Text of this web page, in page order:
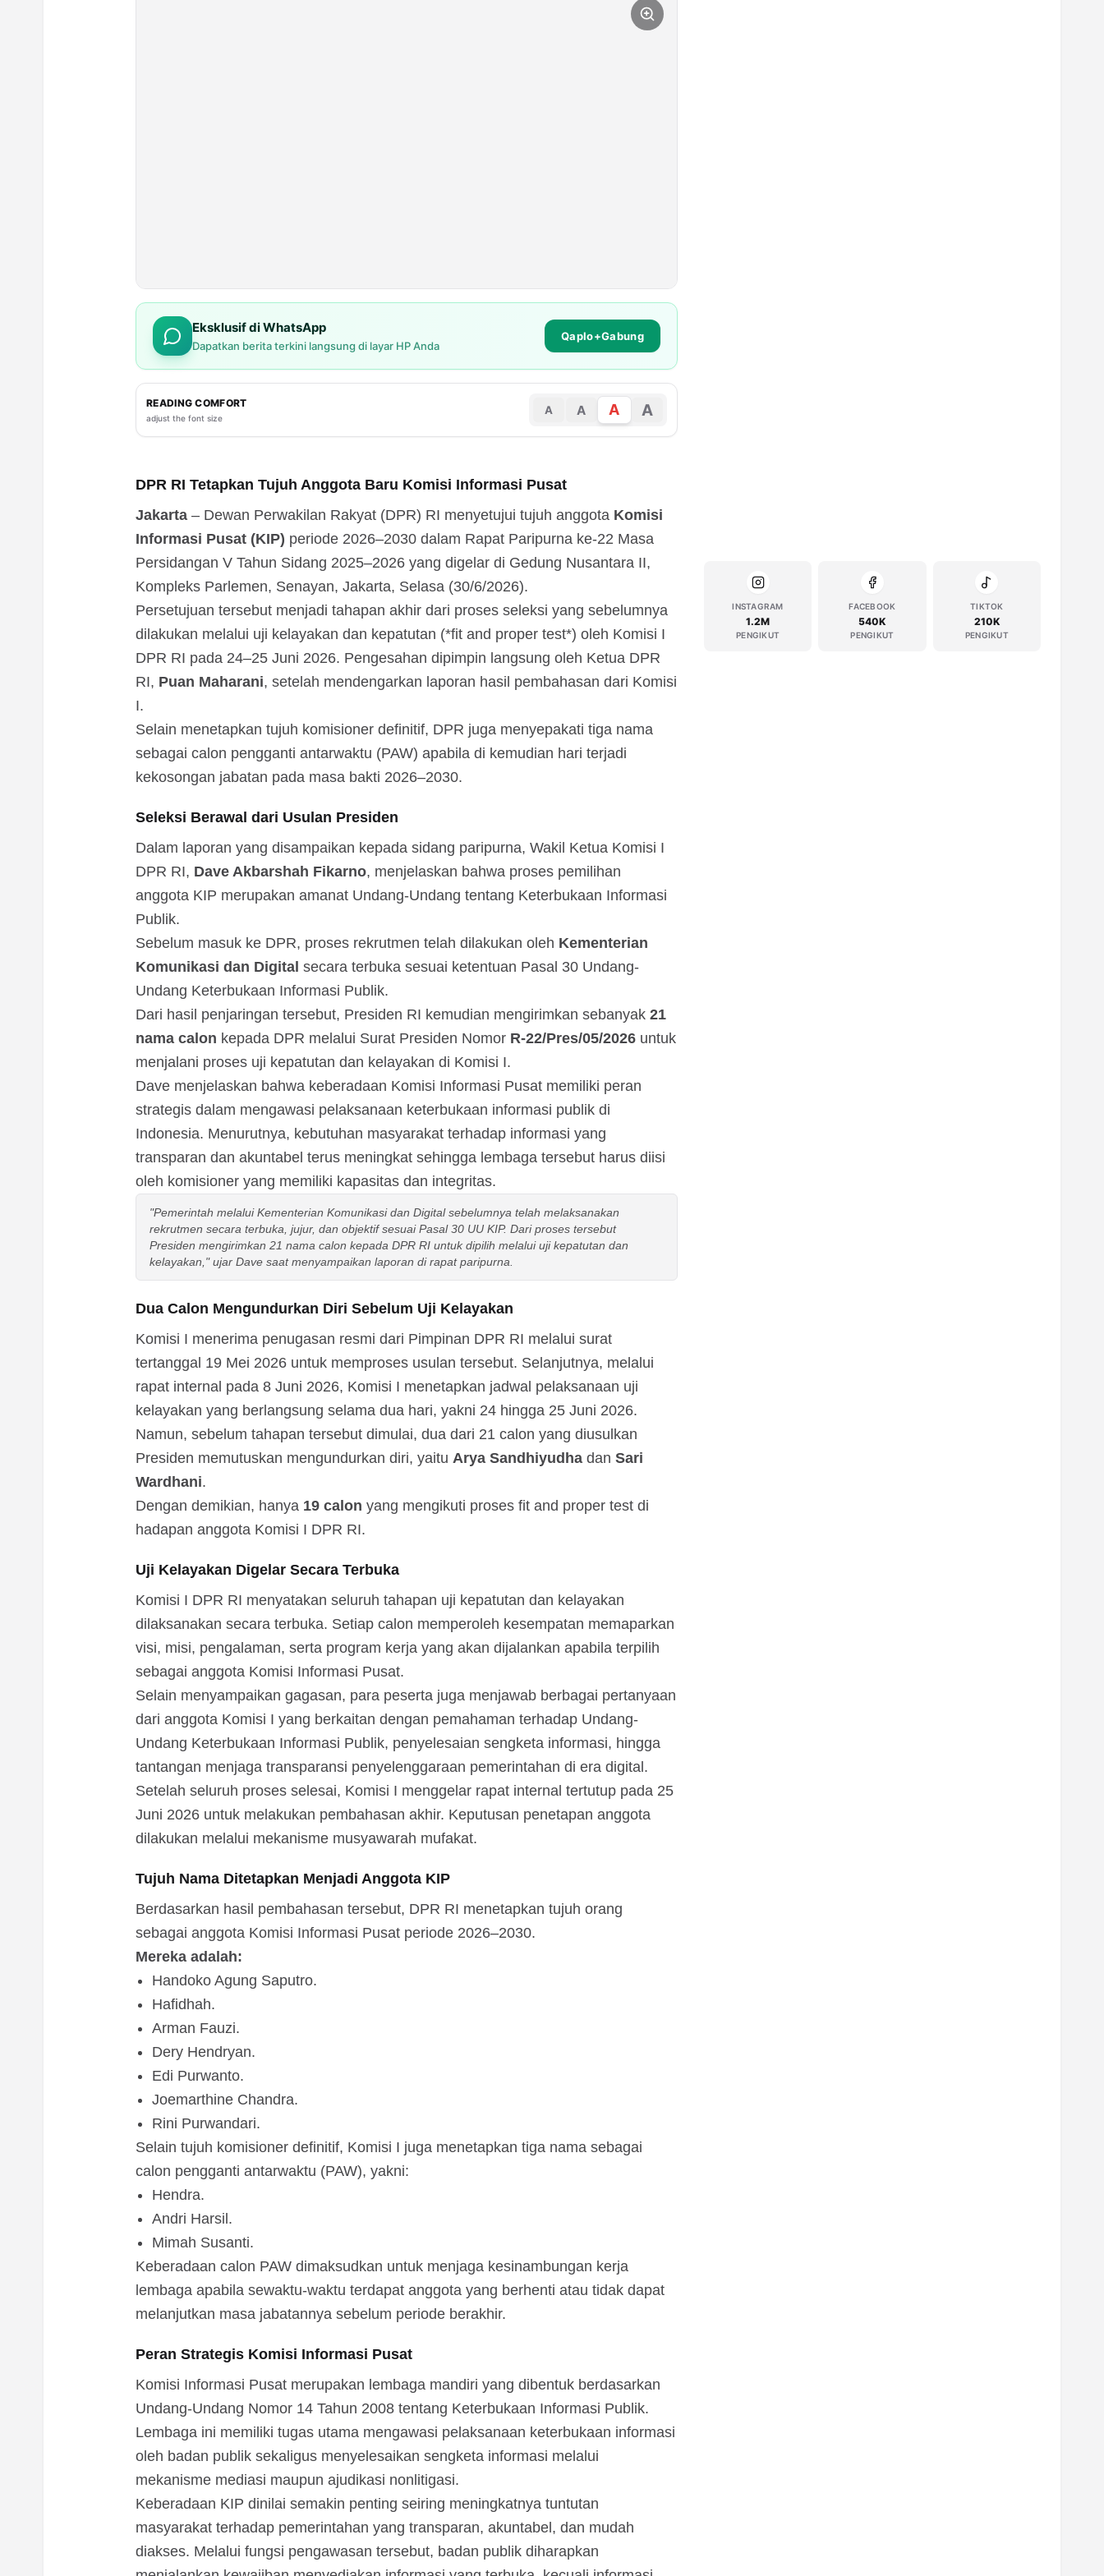
Eksklusif di WhatsApp
Dapatkan berita terkini langsung di layar HP Anda
Qaplo+Gabung
READING COMFORT
adjust the font size
A A A A
DPR RI Tetapkan Tujuh Anggota Baru Komisi Informasi Pusat
Jakarta – Dewan Perwakilan Rakyat (DPR) RI menyetujui tujuh anggota Komisi
Informasi Pusat (KIP) periode 2026–2030 dalam Rapat Paripurna ke-22 Masa
Persidangan V Tahun Sidang 2025–2026 yang digelar di Gedung Nusantara II,
Kompleks Parlemen, Senayan, Jakarta, Selasa (30/6/2026).
Persetujuan tersebut menjadi tahapan akhir dari proses seleksi yang sebelumnya
dilakukan melalui uji kelayakan dan kepatutan (*fit and proper test*) oleh Komisi I
DPR RI pada 24–25 Juni 2026. Pengesahan dipimpin langsung oleh Ketua DPR
RI, Puan Maharani, setelah mendengarkan laporan hasil pembahasan dari Komisi
I.
Selain menetapkan tujuh komisioner definitif, DPR juga menyepakati tiga nama
sebagai calon pengganti antarwaktu (PAW) apabila di kemudian hari terjadi
kekosongan jabatan pada masa bakti 2026–2030.
Seleksi Berawal dari Usulan Presiden
Dalam laporan yang disampaikan kepada sidang paripurna, Wakil Ketua Komisi I
DPR RI, Dave Akbarshah Fikarno, menjelaskan bahwa proses pemilihan
anggota KIP merupakan amanat Undang-Undang tentang Keterbukaan Informasi
Publik.
Sebelum masuk ke DPR, proses rekrutmen telah dilakukan oleh Kementerian
Komunikasi dan Digital secara terbuka sesuai ketentuan Pasal 30 Undang-
Undang Keterbukaan Informasi Publik.
Dari hasil penjaringan tersebut, Presiden RI kemudian mengirimkan sebanyak 21
nama calon kepada DPR melalui Surat Presiden Nomor R-22/Pres/05/2026 untuk
menjalani proses uji kepatutan dan kelayakan di Komisi I.
Dave menjelaskan bahwa keberadaan Komisi Informasi Pusat memiliki peran
strategis dalam mengawasi pelaksanaan keterbukaan informasi publik di
Indonesia. Menurutnya, kebutuhan masyarakat terhadap informasi yang
transparan dan akuntabel terus meningkat sehingga lembaga tersebut harus diisi
oleh komisioner yang memiliki kapasitas dan integritas.
"Pemerintah melalui Kementerian Komunikasi dan Digital sebelumnya telah melaksanakan
rekrutmen secara terbuka, jujur, dan objektif sesuai Pasal 30 UU KIP. Dari proses tersebut
Presiden mengirimkan 21 nama calon kepada DPR RI untuk dipilih melalui uji kepatutan dan
kelayakan," ujar Dave saat menyampaikan laporan di rapat paripurna.
Dua Calon Mengundurkan Diri Sebelum Uji Kelayakan
Komisi I menerima penugasan resmi dari Pimpinan DPR RI melalui surat
tertanggal 19 Mei 2026 untuk memproses usulan tersebut. Selanjutnya, melalui
rapat internal pada 8 Juni 2026, Komisi I menetapkan jadwal pelaksanaan uji
kelayakan yang berlangsung selama dua hari, yakni 24 hingga 25 Juni 2026.
Namun, sebelum tahapan tersebut dimulai, dua dari 21 calon yang diusulkan
Presiden memutuskan mengundurkan diri, yaitu Arya Sandhiyudha dan Sari
Wardhani.
Dengan demikian, hanya 19 calon yang mengikuti proses fit and proper test di
hadapan anggota Komisi I DPR RI.
Uji Kelayakan Digelar Secara Terbuka
Komisi I DPR RI menyatakan seluruh tahapan uji kepatutan dan kelayakan
dilaksanakan secara terbuka. Setiap calon memperoleh kesempatan memaparkan
visi, misi, pengalaman, serta program kerja yang akan dijalankan apabila terpilih
sebagai anggota Komisi Informasi Pusat.
Selain menyampaikan gagasan, para peserta juga menjawab berbagai pertanyaan
dari anggota Komisi I yang berkaitan dengan pemahaman terhadap Undang-
Undang Keterbukaan Informasi Publik, penyelesaian sengketa informasi, hingga
tantangan menjaga transparansi penyelenggaraan pemerintahan di era digital.
Setelah seluruh proses selesai, Komisi I menggelar rapat internal tertutup pada 25
Juni 2026 untuk melakukan pembahasan akhir. Keputusan penetapan anggota
dilakukan melalui mekanisme musyawarah mufakat.
Tujuh Nama Ditetapkan Menjadi Anggota KIP
Berdasarkan hasil pembahasan tersebut, DPR RI menetapkan tujuh orang
sebagai anggota Komisi Informasi Pusat periode 2026–2030.
Mereka adalah:
Handoko Agung Saputro.
Hafidhah.
Arman Fauzi.
Dery Hendryan.
Edi Purwanto.
Joemarthine Chandra.
Rini Purwandari.
Selain tujuh komisioner definitif, Komisi I juga menetapkan tiga nama sebagai
calon pengganti antarwaktu (PAW), yakni:
Hendra.
Andri Harsil.
Mimah Susanti.
Keberadaan calon PAW dimaksudkan untuk menjaga kesinambungan kerja
lembaga apabila sewaktu-waktu terdapat anggota yang berhenti atau tidak dapat
melanjutkan masa jabatannya sebelum periode berakhir.
Peran Strategis Komisi Informasi Pusat
Komisi Informasi Pusat merupakan lembaga mandiri yang dibentuk berdasarkan
Undang-Undang Nomor 14 Tahun 2008 tentang Keterbukaan Informasi Publik.
Lembaga ini memiliki tugas utama mengawasi pelaksanaan keterbukaan informasi
oleh badan publik sekaligus menyelesaikan sengketa informasi melalui
mekanisme mediasi maupun ajudikasi nonlitigasi.
Keberadaan KIP dinilai semakin penting seiring meningkatnya tuntutan
masyarakat terhadap pemerintahan yang transparan, akuntabel, dan mudah
diakses. Melalui fungsi pengawasan tersebut, badan publik diharapkan
INSTAGRAM
1.2M
PENGIKUT
FACEBOOK
540K
PENGIKUT
TIKTOK
210K
PENGIKUT